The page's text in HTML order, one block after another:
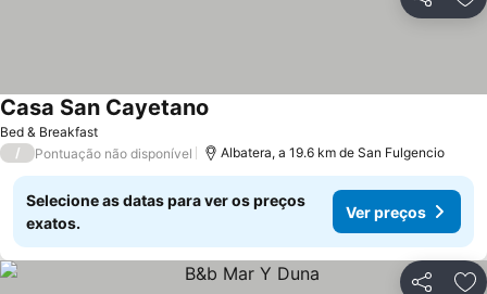
Partilhar
Bed & Breakfast
Casa San Cayetano
/ Pontuação não disponível Albatera, a 19.6 km de San Fulgencio
Selecione as datas para ver os preços
exatos.
Ver preços